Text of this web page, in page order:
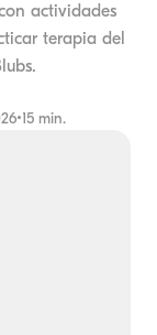
actividades
terapia del
•15 min.